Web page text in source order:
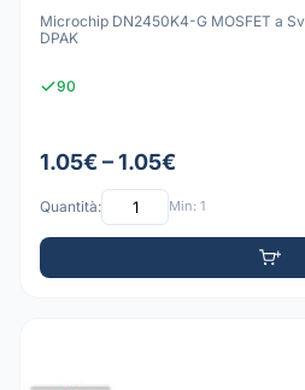
Microchip DN2450K4-G MOSFET a
DPAK
90
1.05€ – 1.05€
Quantità: Min: 1